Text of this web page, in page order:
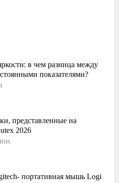
в чем разница между
показателями?
представленные на
2026
портативная мышь Logi